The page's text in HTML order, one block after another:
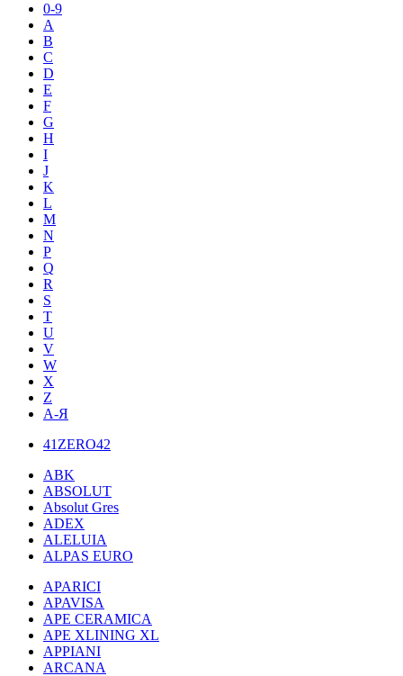
0-9
A
B
C
D
E
F
G
H
I
J
K
L
M
N
P
Q
R
S
T
U
V
W
X
Z
А-Я
41ZERO42
ABK
ABSOLUT
Absolut Gres
ADEX
ALELUIA
ALPAS EURO
APARICI
APAVISA
APE CERAMICA
APE XLINING XL
APPIANI
ARCANA